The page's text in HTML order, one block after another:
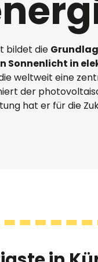
bildet die
Sonnenlicht in
weltweit eine
der
hat er für die